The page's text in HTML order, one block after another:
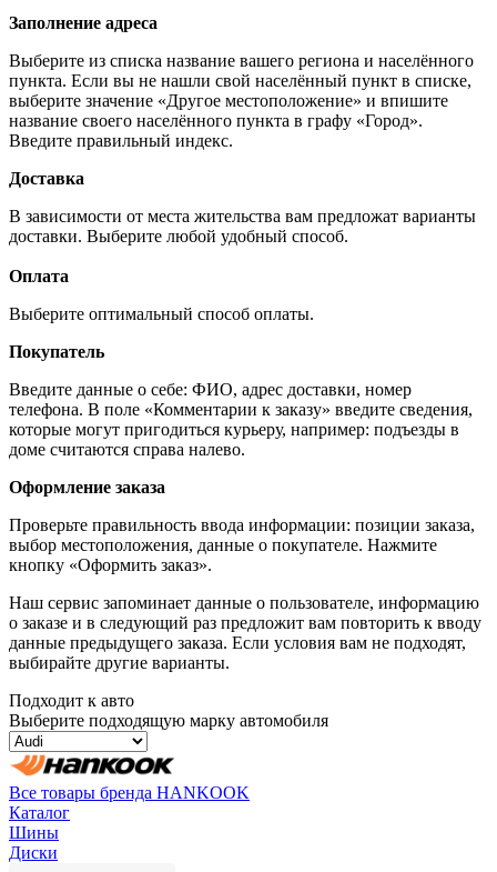
Заполнение адреса
Выберите из списка название вашего региона и населённого
пункта. Если вы не нашли свой населённый пункт в списке,
выберите значение «Другое местоположение» и впишите
название своего населённого пункта в графу «Город».
Введите правильный индекс.
Доставка
В зависимости от места жительства вам предложат варианты
доставки. Выберите любой удобный способ.
Оплата
Выберите оптимальный способ оплаты.
Покупатель
Введите данные о себе: ФИО, адрес доставки, номер
телефона. В поле «Комментарии к заказу» введите сведения,
которые могут пригодиться курьеру, например: подъезды в
доме считаются справа налево.
Оформление заказа
Проверьте правильность ввода информации: позиции заказа,
выбор местоположения, данные о покупателе. Нажмите
кнопку «Оформить заказ».
Наш сервис запоминает данные о пользователе, информацию
о заказе и в следующий раз предложит вам повторить к вводу
данные предыдущего заказа. Если условия вам не подходят,
выбирайте другие варианты.
Подходит к авто
Выберите подходящую марку автомобиля
Все товары бренда HANKOOK
Каталог
Шины
Диски